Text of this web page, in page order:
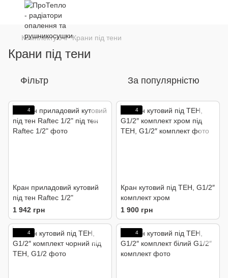
Комплектуючі Крани під тени
Крани під тени
Фільтр За популярністю
4
Кран приладовий кутовий
під тен Raftec 1/2"
1 942 грн
4
Кран кутовий під ТЕН, G1/2″
комплект хром
1 900 грн
4 4